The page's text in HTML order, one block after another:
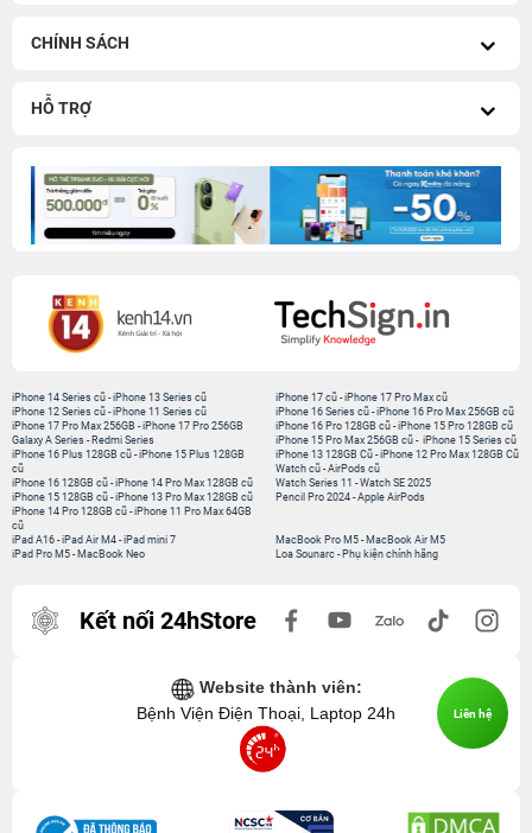
CHÍNH SÁCH
HỖ TRỢ
iPhone 14 Series cũ -iPhone 13 Series cũ
iPhone 12 Series cũ -iPhone 11 Series cũ
iPhone 17 Pro Max 256GB -iPhone 17 Pro 256GB
Galaxy A Series - Redmi Series
iPhone 17 cũ-iPhone 17 Pro Max cũ
iPhone 16 Series cũ- iPhone 16 Pro Max 256GB cũ
iPhone 16 Pro 128GB cũ-iPhone 15 Pro 128GB cũ
iPhone 15 Pro Max 256GB cũ- iPhone 15 Series cũ
iPhone 16 Plus 128GB cũ -iPhone 15 Plus 128GB
cũ
iPhone 16 128GB cũ -iPhone 14 Pro Max 128GB cũ
iPhone 15 128GB cũ -iPhone 13 Pro Max 128GB cũ
iPhone 14 Pro 128GB cũ -iPhone 11 Pro Max 64GB
cũ
iPhone 13 128GB Cũ-iPhone 12 Pro Max 128GB Cũ
Watch cũ-AirPods cũ
Watch Series 11 -Watch SE 2025
Pencil Pro 2024-Apple AirPods
iPad A16 -iPad Air M4 -iPad mini 7
iPad Pro M5 - MacBook Neo
MacBook Pro M5- MacBook Air M5
Loa Sounarc- Phụ kiện chính hãng
Kết nối 24hStore
Website thành viên:
Bệnh Viện Điện Thoại, Laptop 24h
Liên hệ